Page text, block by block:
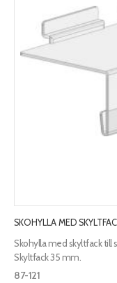
SKOHYLLA MED
Skohylla med skyltfack till
Skyltfack 35 mm.
87-121